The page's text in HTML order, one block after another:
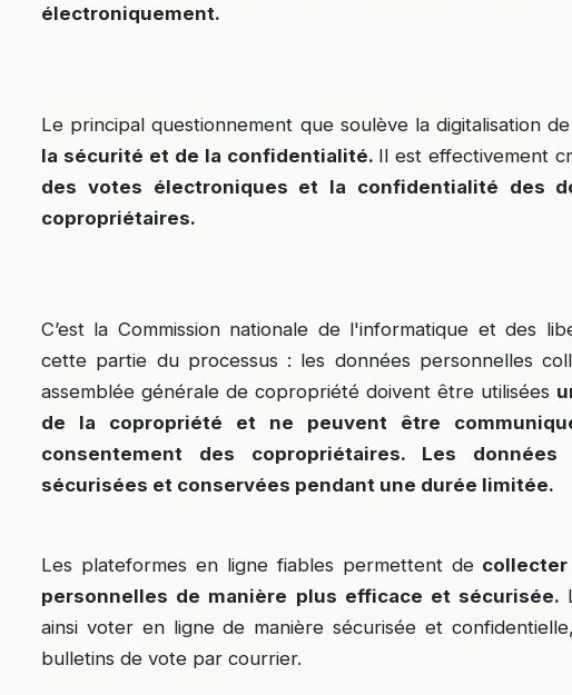
électroniquement.
Le principal questionnement que soulève la digitalisation
la sécurité et de la confidentialité. Il est effectivement
des votes électroniques et la confidentialité des
copropriétaires.
C’est la Commission nationale de l'informatique et des
cette partie du processus : les données personnelles
assemblée générale de copropriété doivent être utilisées
de la copropriété et ne peuvent être
consentement des copropriétaires. Les
sécurisées et conservées pendant une durée limitée.
Les plateformes en ligne fiables permettent de
personnelles de manière plus efficace et sécurisée.
ainsi voter en ligne de manière sécurisée et
bulletins de vote par courrier.